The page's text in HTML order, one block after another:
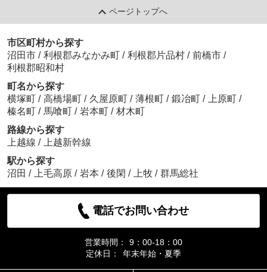
ページトップへ
市区町村から探す
沼田市 / 利根郡みなかみ町 / 利根郡片品村 / 前橋市 /
利根郡昭和村
町名から探す
横塚町 / 高橋場町 / 久屋原町 / 薄根町 / 鍛冶町 / 上原町 /
榛名町 / 馬喰町 / 岩本町 / 材木町
路線から探す
上越線 /
上越新幹線
駅から探す
沼田 / 上毛高原 / 岩本 / 後閑 / 上牧 / 群馬総社
電話でお問い合わせ
営業時間：
9：00-18：00
定休日：
年末年始・夏季